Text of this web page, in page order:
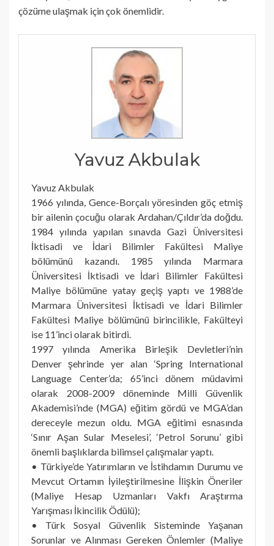
çözüme ulaşmak için çok önemlidir.
Yavuz Akbulak
Yavuz Akbulak
1966 yılında, Gence-Borçalı yöresinden göç etmiş
bir ailenin çocuğu olarak Ardahan/Çıldır’da doğdu.
1984 yılında yapılan sınavda Gazi Üniversitesi
İktisadi ve İdari Bilimler Fakültesi Maliye
bölümünü kazandı. 1985 yılında Marmara
Üniversitesi İktisadi ve İdari Bilimler Fakültesi
Maliye bölümüne yatay geçiş yaptı ve 1988’de
Marmara Üniversitesi İktisadi ve İdari Bilimler
Fakültesi Maliye bölümünü birincilikle, Fakülteyi
ise 11’inci olarak bitirdi.
1997 yılında Amerika Birleşik Devletleri’nin
Denver şehrinde yer alan ‘Spring International
Language Center’da; 65’inci dönem müdavimi
olarak 2008-2009 döneminde Milli Güvenlik
Akademisi’nde (MGA) eğitim gördü ve MGA’dan
dereceyle mezun oldu. MGA eğitimi esnasında
‘Sınır Aşan Sular Meselesi’, ‘Petrol Sorunu’ gibi
önemli başlıklarda bilimsel çalışmalar yaptı.
• Türkiye’de Yatırımların ve İstihdamın Durumu ve
Mevcut Ortamın İyileştirilmesine İlişkin Öneriler
(Maliye Hesap Uzmanları Vakfı Araştırma
Yarışması İkincilik Ödülü);
• Türk Sosyal Güvenlik Sisteminde Yaşanan
Sorunlar ve Alınması Gereken Önlemler (Maliye